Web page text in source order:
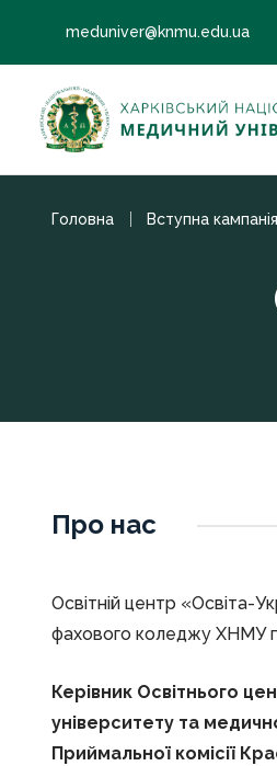
meduniver@knmu.edu.ua
Головна Вступна кампанiя
Про нас
Освітній центр «Освіта-
фахового коледжу ХНМУ
Керівник Освітнього
університету та
Приймальної комісії